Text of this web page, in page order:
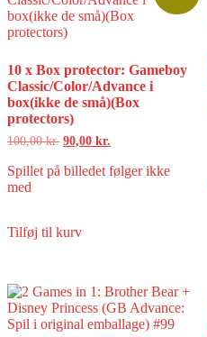
10 x Box protector: Gameboy
Classic/Color/Advance i
box(ikke de små)(Box
protectors)
100,00kr. Den
pris
90,00 kr.
pris
Spillet på billedet følger ikke
med
Tilføj til kurv